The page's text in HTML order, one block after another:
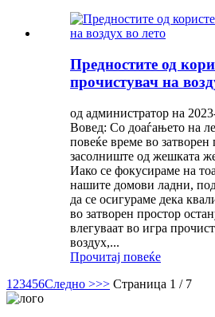
Предностите од
прочистувач на
од администратор на
Вовед: Со доаѓањето на
повеќе време во затворен
засолниште од жешката
Иако се фокусираме на
нашите домови ладни,
да се осигураме дека
во затворен простор
влегуваат во игра
воздух,...
Прочитај повеќе
1 23456Следно >>> Страница 1 / 7